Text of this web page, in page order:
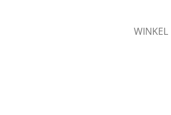
WINKEL